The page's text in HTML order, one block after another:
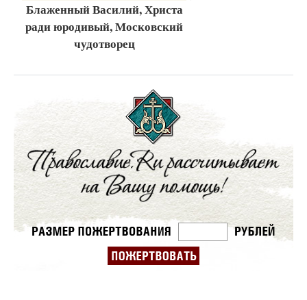
Блаженный Василий, Христа
ради юродивый, Московский
чудотворец